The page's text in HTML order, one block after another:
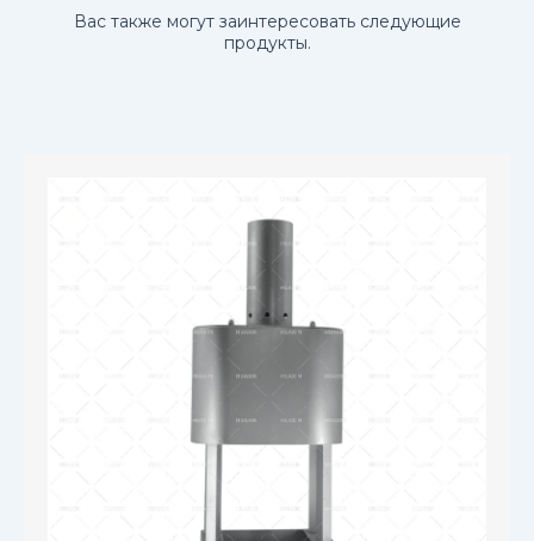
Вас также могут заинтересовать следующие
продукты.